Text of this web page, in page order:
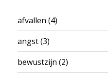
afvallen (4)
angst(3)
bewustzijn (2)